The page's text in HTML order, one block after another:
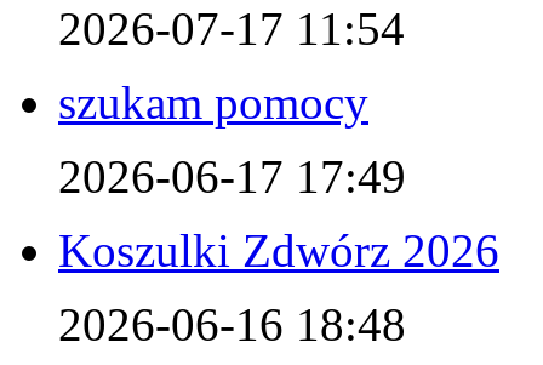
2026-07-17 11:54
szukam pomocy
2026-06-17 17:49
Koszulki Zdwórz 2026
2026-06-16 18:48